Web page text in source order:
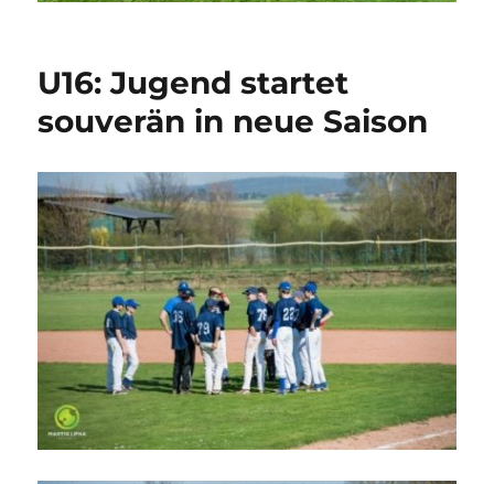
U16: Jugend startet
souverän in neue Saison